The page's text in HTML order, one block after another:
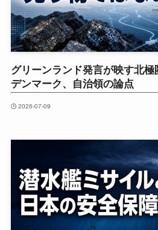
グリーンランド発言が映す北
デンマーク、自治領の論点
2026-07-09